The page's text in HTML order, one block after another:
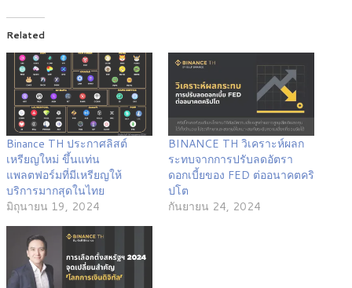
Related
Binance TH ประกาศลิสต์
เหรียญใหม่ ขึ้นแท่น
แพลตฟอร์มที่มีเหรียญให้
บริการมากสุดในไทย
มิถุนายน 19, 2024
BINANCE TH วิเคราะห์ผลก
ระทบจากการปรับลดอัตรา
ดอกเบี้ยของ FED ต่ออนาคตคริ
ปโต
กันยายน 24, 2024